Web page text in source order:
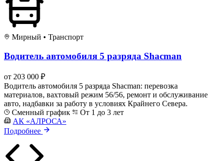
Мирный • Транспорт
Водитель автомобиля 5 разряда Shacman
от 203 000 ₽
Водитель автомобиля 5 разряда Shacman: перевозка
материалов, вахтовый режим 56/56, ремонт и обслуживание
авто, надбавки за работу в условиях Крайнего Севера.
Сменный график
От 1 до 3 лет
АК «АЛРОСА»
Подробнее